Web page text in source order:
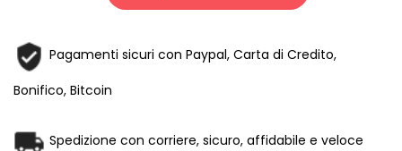
Pagamenti sicuri con Paypal, Carta di Credito,
Bonifico, Bitcoin
Spedizione con corriere, sicuro, affidabile e veloce